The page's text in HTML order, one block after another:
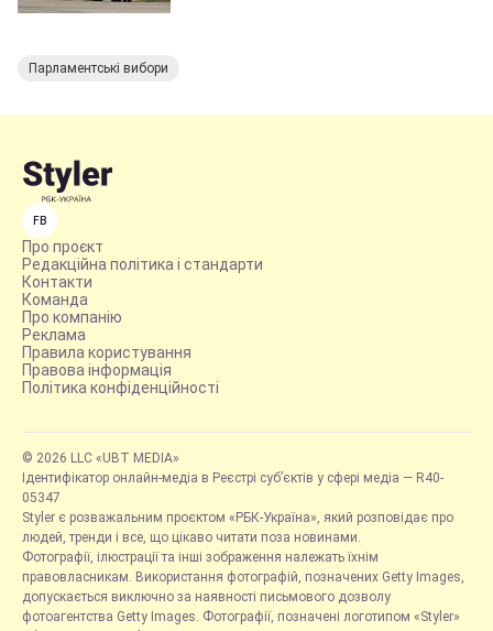
Парламентські вибори
FB
Про проєкт
Редакційна політика і стандарти
Контакти
Команда
Про компанію
Реклама
Правила користування
Правова інформація
Політика конфіденційності
© 2026 LLC «UBT MEDIA»
Ідентифікатор онлайн-медіа в Реєстрі суб’єктів у сфері медіа — R40-
05347
Styler є розважальним проєктом «РБК-Україна», який розповідає про
людей, тренди і все, що цікаво читати поза новинами.
Фотографії, ілюстрації та інші зображення належать їхнім
правовласникам. Використання фотографій, позначених Getty Images,
допускається виключно за наявності письмового дозволу
фотоагентства Getty Images. Фотографії, позначені логотипом «Styler»